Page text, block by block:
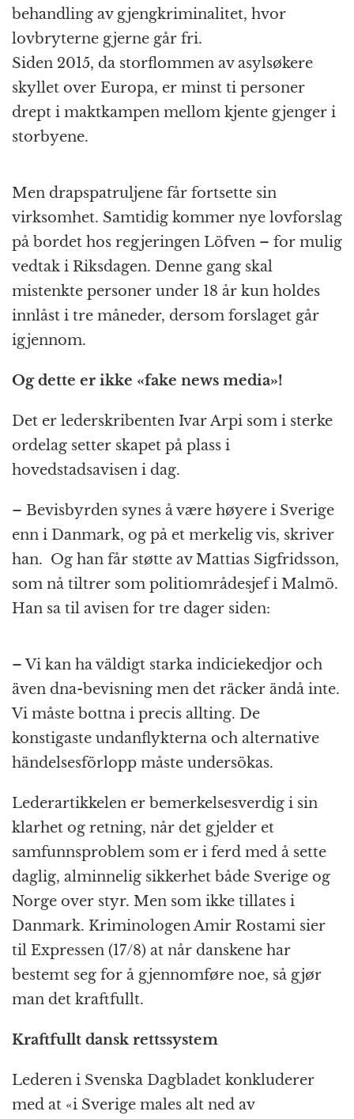
behandling av gjengkriminalitet, hvor
lovbryterne gjerne går fri.
Siden 2015, da storflommen av asylsøkere
skyllet over Europa, er minst ti personer
drept i maktkampen mellom kjente gjenger i
storbyene.
Men drapspatruljene får fortsette sin
virksomhet. Samtidig kommer nye lovforslag
på bordet hos regjeringen Löfven – for mulig
vedtak i Riksdagen. Denne gang skal
mistenkte personer under 18 år kun holdes
innlåst i tre måneder, dersom forslaget går
igjennom.
Og dette er ikke «fake news media»!
Det er lederskribenten Ivar Arpi som i sterke
ordelag setter skapet på plass i
hovedstadsavisen i dag.
– Bevisbyrden synes å være høyere i Sverige
enn i Danmark, og på et merkelig vis, skriver
han. Og han får støtte av Mattias Sigfridsson,
som nå tiltrer som politiområdesjef i Malmö.
Han sa til avisen for tre dager siden:
– Vi kan ha väldigt starka indiciekedjor och
även dna-bevisning men det räcker ändå inte.
Vi måste bottna i precis allting. De
konstigaste undanflykterna och alternative
händelsesförlopp måste undersökas.
Lederartikkelen er bemerkelsesverdig i sin
klarhet og retning, når det gjelder et
samfunnsproblem som er i ferd med å sette
daglig, alminnelig sikkerhet både Sverige og
Norge over styr. Men som ikke tillates i
Danmark. Kriminologen Amir Rostami sier
til Expressen (17/8) at når danskene har
bestemt seg for å gjennomføre noe, så gjør
man det kraftfullt.
Kraftfullt dansk rettssystem
Lederen i Svenska Dagbladet konkluderer
med at «i Sverige males alt ned av